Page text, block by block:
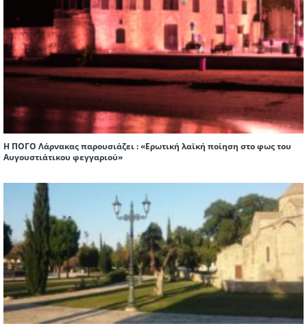
Η ΠΟΓΟ Λάρνακας παρουσιάζει : «Ερωτική λαϊκή ποίηση στο φως του
Αυγουστιάτικου φεγγαριού»